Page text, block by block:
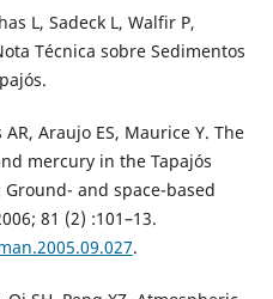
L, Sadeck L, Walfir P,
Técnica sobre Sedimentos
Araujo ES, Maurice Y. The
mercury in the Tapajós
and space-based
81 (2) :101–13.
.